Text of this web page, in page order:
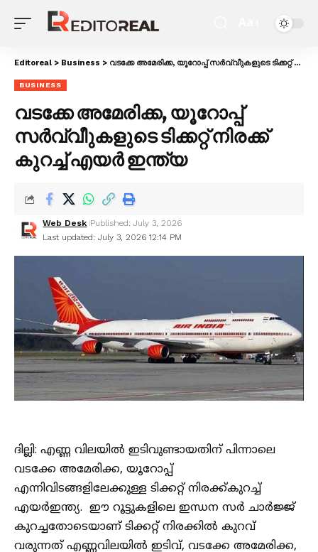
Editoreal > Business > വടക്കേ അമേരിക്ക, യൂറോപ്പ് സർവ്വീുകളുടെ ടിക്കറ്റ് നിരക്ക് കുറച്ച് എയർ ഇന്ത്യ
BUSINESS
വടക്കേ അമേരിക്ക, യൂറോപ്പ്
സർവ്വീുകളുടെ ടിക്കറ്റ് നിരക്ക്
കുറച്ച് എയർ ഇന്ത്യ
Last updated: July 3, 2026 12:14 PM
Web Desk Published: July 3, 2026
ദില്ലി: എണ്ണ വിലയിൽ ഇടിവുണ്ടായതിന് പിന്നാലെ
വടക്കേ അമേരിക്ക, യൂറോപ്പ്
എന്നിവിടങ്ങളിലേക്കുള്ള ടിക്കറ്റ് നിരക്ക്കുറച്ച്
എയർഇന്ത്യ. ഈ റൂട്ടുകളിലെ ഇന്ധന സർ ചാർജ്ജ്
കുറച്ചതോടെയാണ് ടിക്കറ്റ് നിരക്കിൽ കുറവ്
വരുന്നത് എണ്ണവിലയിൽ ഇടിവ്, വടക്കേ അമേരിക്ക,